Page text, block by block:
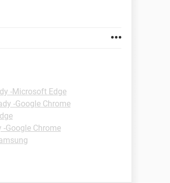
-Microsoft Edge
-Google Chrome
Google Chrome